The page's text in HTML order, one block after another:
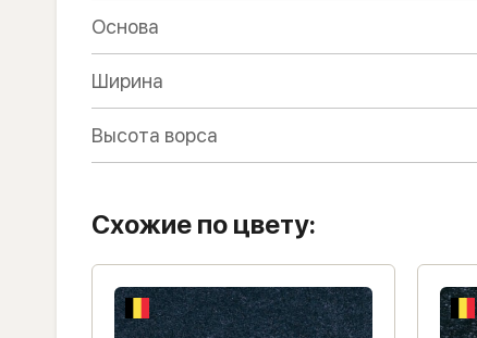
Основа
Ширина
Высота ворса
Схожие по цвету: